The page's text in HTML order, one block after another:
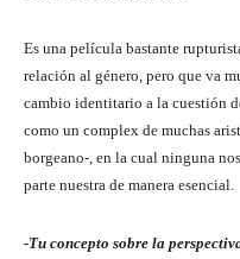
Es una película bastante
relación al género, pero que va
cambio identitario a la cuestión
como un complex de muchas
borgeano-, en la cual ninguna
parte nuestra de manera esencial.
-Tu concepto sobre la